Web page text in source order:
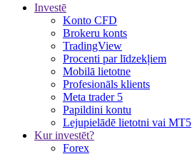
Investē
Konto CFD
Brokeru konts
TradingView
Procenti par līdzekļiem
Mobilā lietotne
Profesionāls klients
Meta trader 5
Papildini kontu
Lejupielādē lietotni vai MT5
Kur investēt?
Forex